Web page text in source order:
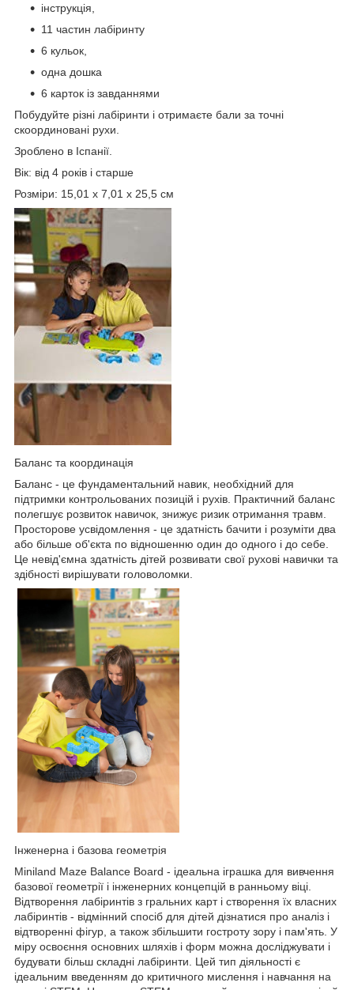
інструкція,
11 частин лабіринту
6 кульок,
одна дошка
6 карток із завданнями
Побудуйте різні лабіринти і отримаєте бали за точні
скоординовані рухи.
Зроблено в Іспанії.
Вік: від 4 років і старше
Розміри: 15,01 x 7,01 x 25,5 см
Баланс та координація
Баланс - це фундаментальний навик, необхідний для
підтримки контрольованих позицій і рухів. Практичний баланс
полегшує розвиток навичок, знижує ризик отримання травм.
Просторове усвідомлення - це здатність бачити і розуміти два
або більше об'єкта по відношенню один до одного і до себе.
Це невід'ємна здатність дітей розвивати свої рухові навички та
здібності вирішувати головоломки.
Інженерна і базова геометрія
Miniland Maze Balance Board - ідеальна іграшка для вивчення
базової геометрії і інженерних концепцій в ранньому віці.
Відтворення лабіринтів з гральних карт і створення їх власних
лабіринтів - відмінний спосіб для дітей дізнатися про аналіз і
відтворенні фігур, а також збільшити гостроту зору і пам'ять. У
міру освоєння основних шляхів і форм можна досліджувати і
будувати більш складні лабіринти. Цей тип діяльності є
ідеальним введенням до критичного мислення і навчання на